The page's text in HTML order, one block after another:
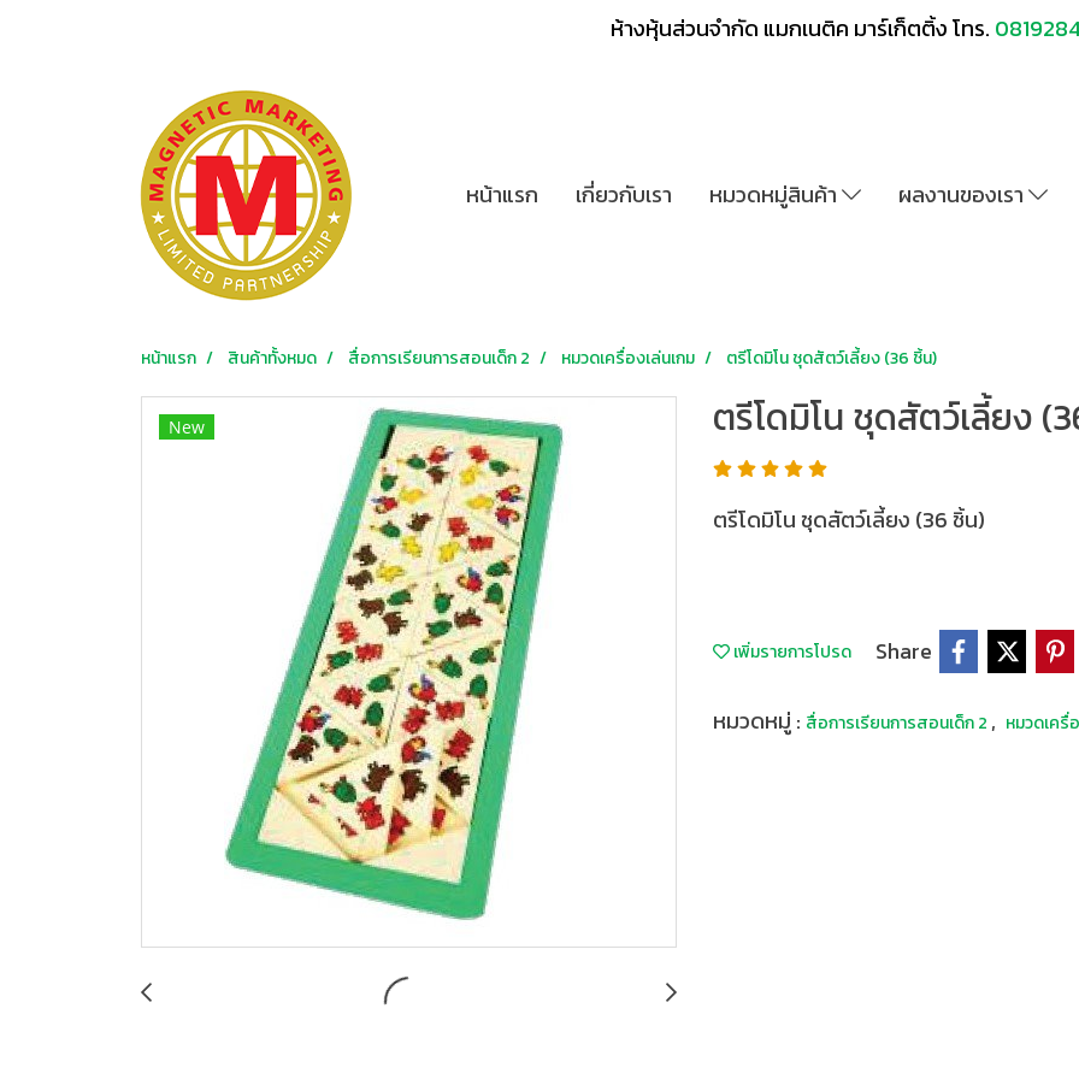
ห้างหุ้นส่วนจำกัด แมกเนติค มาร์เก็ตติ้ง โทร.
หน้าแรก เกี่ยวกับเรา หมวดหมู่สินค้า ผลงานของเรา
หน้าแรก สินค้าทั้งหมด สื่อการเรียนการสอนเด็ก 2 หมวดเครื่องเล่นเกม ตรีโดมิโน ชุดสัตว์เลี้ยง (36 ชิ้น)
New ตรีโดมิโน ชุดสัตว์เลี้ยง
ตรีโดมิโน ชุดสัตว์เลี้ยง (36 ชิ้น)
เพิ่มรายการโปรด Share
หมวดหมู่ : สื่อการเรียนการสอนเด็ก 2 , หมวดเครื่